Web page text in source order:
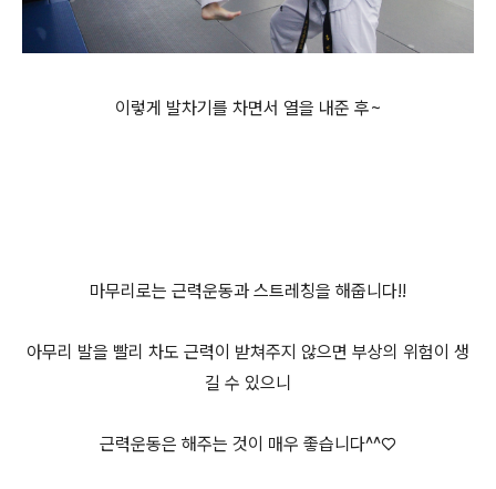
이렇게 발차기를 차면서 열을 내준 후~
마무리로는 근력운동과 스트레칭을 해줍니다!!
아무리 발을 빨리 차도 근력이 받쳐주지 않으면 부상의 위험이 생
길 수 있으니
근력운동은 해주는 것이 매우 좋습니다^^♡